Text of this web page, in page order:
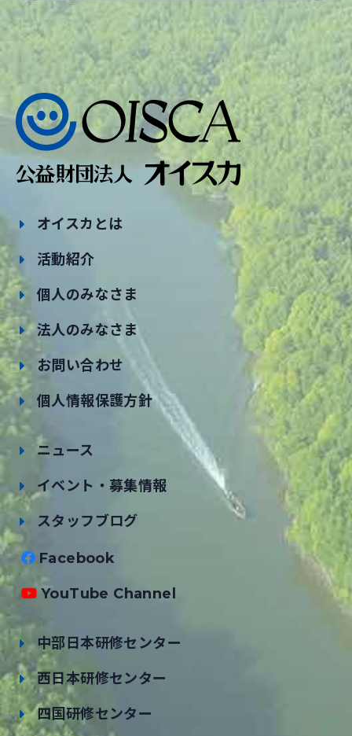
オイスカとは
活動紹介
個人のみなさま
法人のみなさま
お問い合わせ
個人情報保護方針
ニュース
イベント・募集情報
スタッフブログ
Facebook
YouTube Channel
中部日本研修センター
西日本研修センター
四国研修センター